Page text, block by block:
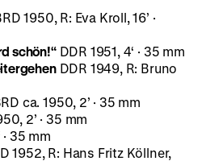
1950, R: Eva Kroll, 16’ ·
schön!“DDR 1951, 4‘ · 35 mm
DDR 1949, R: Bruno
ca. 1950, 2’ · 35 mm
2’ · 35 mm
· 35 mm
1952, R: Hans Fritz Köllner,